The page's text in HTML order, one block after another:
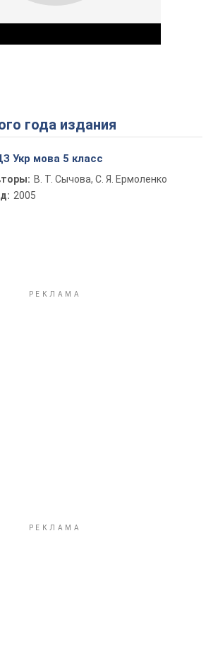
Play Video
года издания
Укр мова 5 класс
В. Т. Сычова, С. Я. Ермоленко
2005